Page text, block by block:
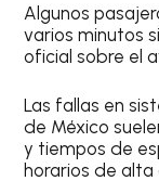
Algunos
varios minutos
oficial sobre el
Las fallas en
de México
y tiempos de
horarios de